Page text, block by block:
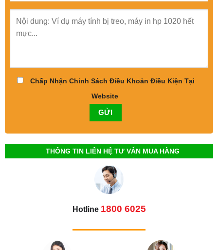
Chấp Nhận Chinh Sách Điều Khoản Điều Kiện Tại
Website
THÔNG TIN LIÊN HỆ TƯ VẤN MUA HÀNG
Hotline 1800 6025